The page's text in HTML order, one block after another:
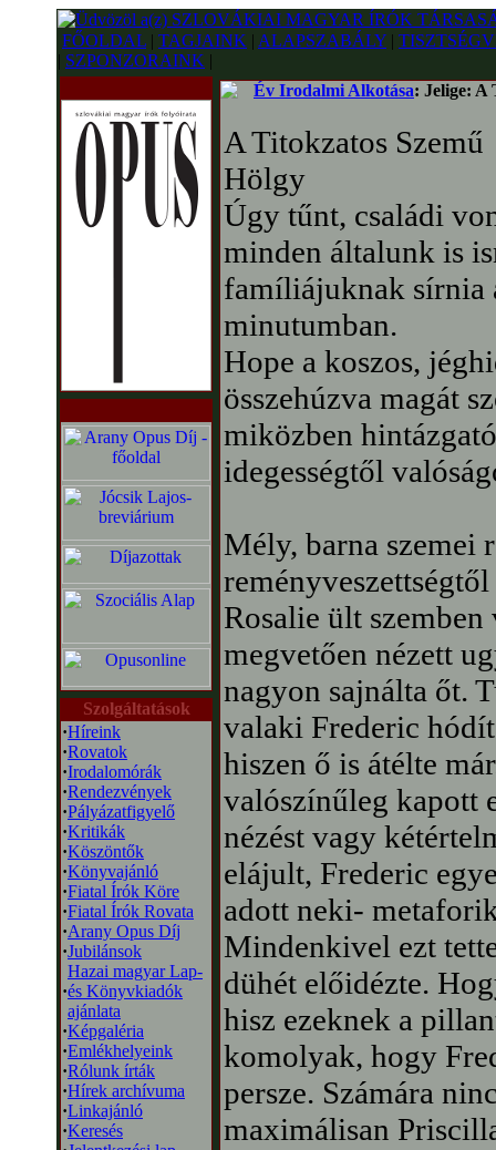
FŐOLDAL | TAGJAINK | ALAPSZABÁLY |
| SZPONZORAINK |
Szolgáltatások
·Híreink
·Rovatok
·Irodalomórák
·Rendezvények
·Pályázatfigyelő
·Kritikák
·Köszöntők
·Könyvajánló
·Fiatal Írók Köre
·Fiatal Írók Rovata
·Arany Opus Díj
·Jubilánsok
·
Hazai magyar Lap-
és Könyvkiadók
ajánlata
·Képgaléria
·Emlékhelyeink
·Rólunk írták
·Hírek archívuma
·Linkajánló
·Keresés
Év Irodalmi Alkotása: Jelige: A
A Titokzatos Szemű
Hölgy
Úgy tűnt, családi
minden általunk is
famíliájuknak sírnia
minutumban.
Hope a koszos,
összehúzva magát
miközben
idegességtől
Mély, barna szemei
Rosalie ült
megvetően nézett
nagyon sajnálta őt.
valaki Frederic
hiszen ő is átélte
valószínűleg kapott
nézést vagy
elájult, Frederic
adott neki-
Mindenkivel ezt
dühét előidézte.
hisz ezeknek a
komolyak, hogy
persze. Számára
maximálisan